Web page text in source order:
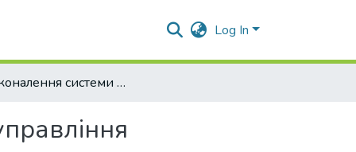
Log In
Удосконалення системи стратегічного управління підприємством